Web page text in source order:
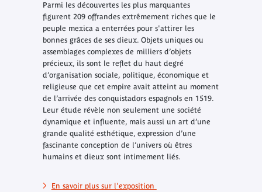
Parmi les découvertes les plus marquantes
figurent 209 offrandes extrêmement riches que le
peuple mexica a enterrées pour s'attirer les
bonnes grâces de ses dieux. Objets uniques ou
assemblages complexes de milliers d’objets
précieux, ils sont le reflet du haut degré
d’organisation sociale, politique, économique et
religieuse que cet empire avait atteint au moment
de l’arrivée des conquistadors espagnols en 1519.
Leur étude révèle non seulement une société
dynamique et influente, mais aussi un art d’une
grande qualité esthétique, expression d’une
fascinante conception de l’univers où êtres
humains et dieux sont intimement liés.
En savoir plus sur l'exposition